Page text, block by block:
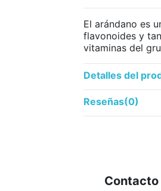
El arándano es
flavonoides y
vitaminas del
Detalles del
Reseñas(0)
Contacto